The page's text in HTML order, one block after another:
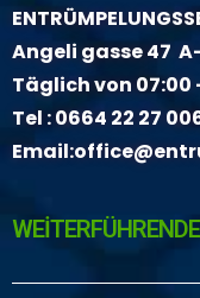
Angeli gasse 47
Täglich von 07:00
Tel :0664 22 27
Email: